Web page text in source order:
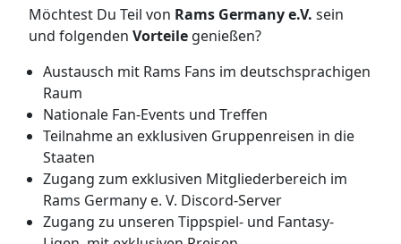
Möchtest Du Teil von Rams Germany e.V. sein
und folgenden Vorteile genießen?
Austausch mit Rams Fans im deutschsprachigen
Raum
Nationale Fan-Events und Treffen
Teilnahme an exklusiven Gruppenreisen in die
Staaten
Zugang zum exklusiven Mitgliederbereich im
Rams Germany e. V. Discord-Server
Zugang zu unseren Tippspiel- und Fantasy-